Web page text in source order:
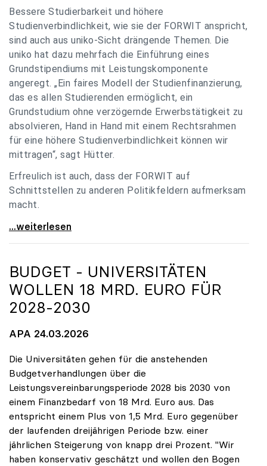
Bessere Studierbarkeit und höhere
Studienverbindlichkeit, wie sie der FORWIT anspricht,
sind auch aus uniko-Sicht drängende Themen. Die
uniko hat dazu mehrfach die Einführung eines
Grundstipendiums mit Leistungskomponente
angeregt. „Ein faires Modell der Studienfinanzierung,
das es allen Studierenden ermöglicht, ein
Grundstudium ohne verzögernde Erwerbstätigkeit zu
absolvieren, Hand in Hand mit einem Rechtsrahmen
für eine höhere Studienverbindlichkeit können wir
mittragen“, sagt Hütter.
Erfreulich ist auch, dass der FORWIT auf
Schnittstellen zu anderen Politikfeldern aufmerksam
macht.
uniko zu FORWIT-Analyse: Wichtige Themen
...weiterlesen
BUDGET - UNIVERSITÄTEN
WOLLEN 18 MRD. EURO FÜR
2028-2030
APA 24.03.2026
Die Universitäten gehen für die anstehenden
Budgetverhandlungen über die
Leistungsvereinbarungsperiode 2028 bis 2030 von
einem Finanzbedarf von 18 Mrd. Euro aus. Das
entspricht einem Plus von 1,5 Mrd. Euro gegenüber
der laufenden dreijährigen Periode bzw. einer
jährlichen Steigerung von knapp drei Prozent. "Wir
haben konservativ geschätzt und wollen den Bogen